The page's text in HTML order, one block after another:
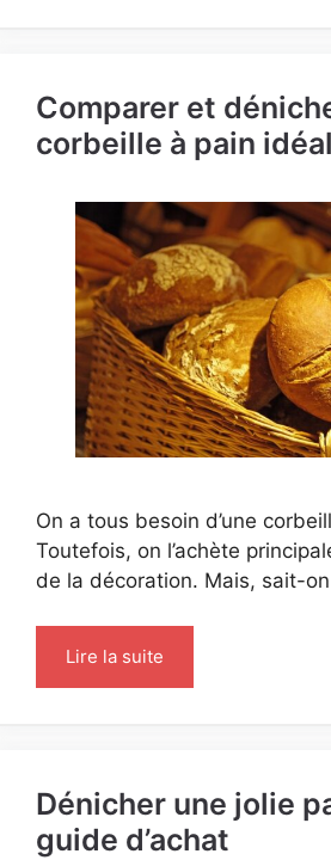
Comparer et
corbeille à pain
On a tous besoin d’une
Toutefois, on l’achète
de la décoration. Mais, sait-
Lire la suite
Dénicher une jolie
guide d’achat